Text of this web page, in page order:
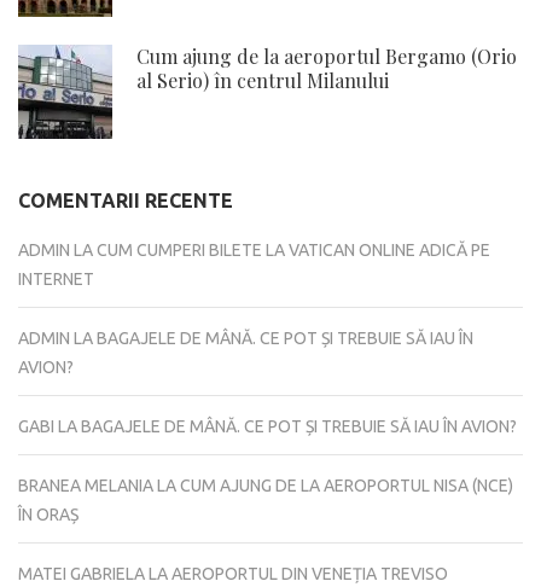
Cum ajung de la aeroportul Bergamo (Orio
al Serio) în centrul Milanului
COMENTARII RECENTE
ADMIN LACUM CUMPERI BILETE LA VATICAN ONLINE ADICĂ PE
INTERNET
ADMIN LABAGAJELE DE MÂNĂ. CE POT ȘI TREBUIE SĂ IAU ÎN
AVION?
GABI LABAGAJELE DE MÂNĂ. CE POT ȘI TREBUIE SĂ IAU ÎN AVION?
BRANEA MELANIALACUM AJUNG DE LA AEROPORTUL NISA (NCE)
ÎN ORAȘ
MATEI GABRIELALAAEROPORTUL DIN VENEȚIA TREVISO